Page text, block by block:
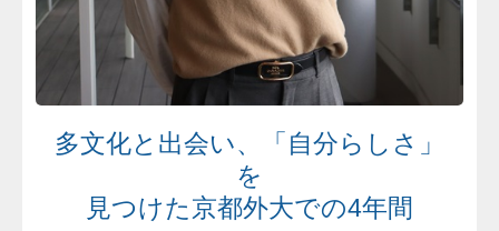
多文化と出会い、「自分らしさ」
を
見つけた京都外大での4年間